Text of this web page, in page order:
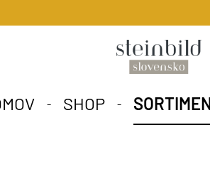
SHOP